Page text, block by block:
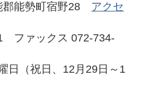
郡能勢町宿野28 アクセ
ファックス 072-734-
日（祝日、12月29日～1